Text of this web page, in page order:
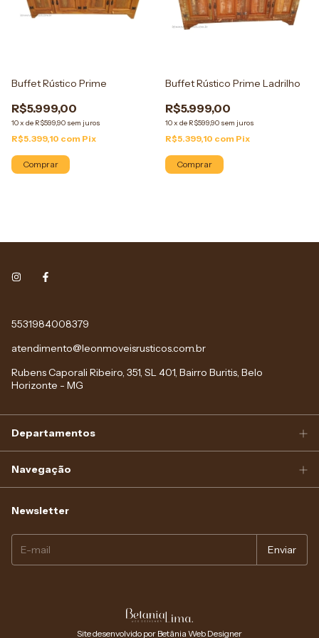
Buffet Rústico Prime
R$5.999,00
10x de R$599,90 sem juros
R$5.399,10 com Pix
Comprar
Buffet Rústico Prime Ladrilho
R$5.999,00
10x de R$599,90 sem juros
R$5.399,10 com Pix
Comprar
5531984008379
atendimento@leonmoveisrusticos.com.br
Rubens Caporali Ribeiro, 351, SL 401, Bairro Buritis, Belo
Horizonte - MG
Departamentos
Navegação
Newsletter
Site desenvolvido por Betânia Web Designer